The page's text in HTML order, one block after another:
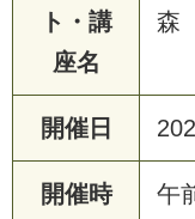
ト・講
座名
森
開催日
開催時
午